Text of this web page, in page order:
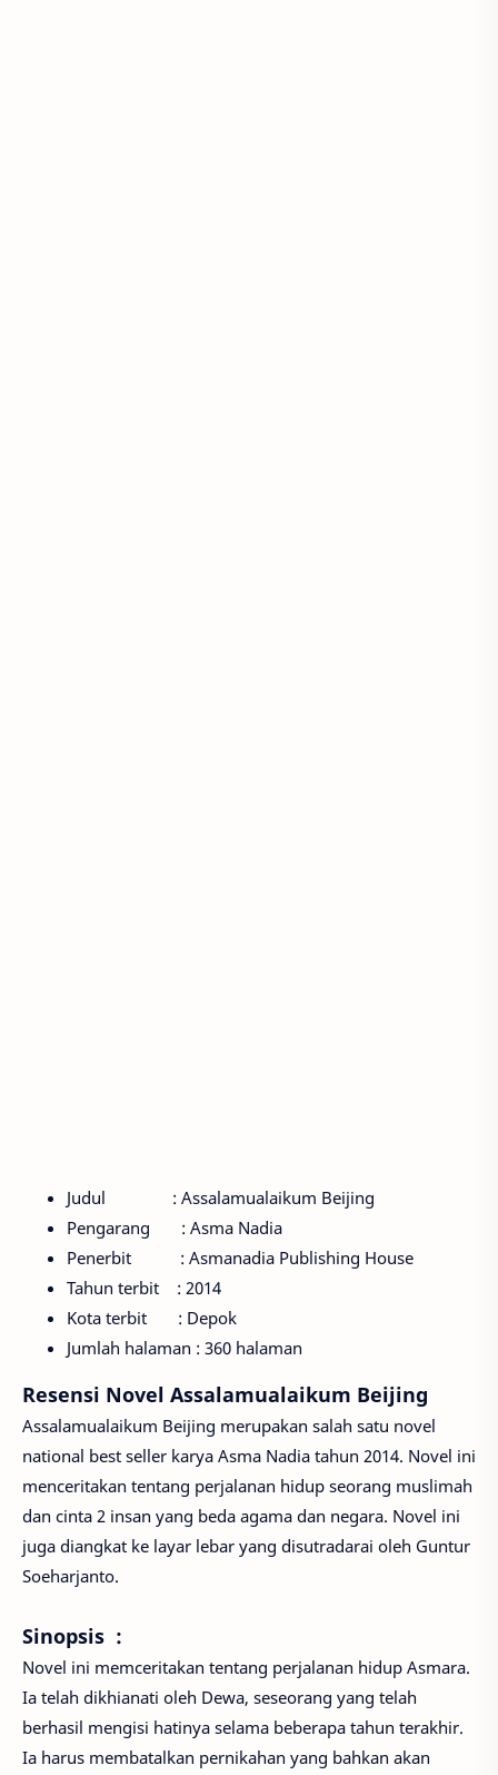
Judul : Assalamualaikum Beijing
Pengarang : Asma Nadia
Penerbit : Asmanadia Publishing House
Tahun terbit : 2014
Kota terbit : Depok
Jumlah halaman : 360 halaman
Resensi Novel Assalamualaikum Beijing
Assalamualaikum Beijing merupakan salah satu novel
national best seller karya Asma Nadia tahun 2014. Novel ini
menceritakan tentang perjalanan hidup seorang muslimah
dan cinta 2 insan yang beda agama dan negara. Novel ini
juga diangkat ke layar lebar yang disutradarai oleh Guntur
Soeharjanto.
Sinopsis :
Novel ini memceritakan tentang perjalanan hidup Asmara.
Ia telah dikhianati oleh Dewa, seseorang yang telah
berhasil mengisi hatinya selama beberapa tahun terakhir.
Ia harus membatalkan pernikahan yang bahkan akan